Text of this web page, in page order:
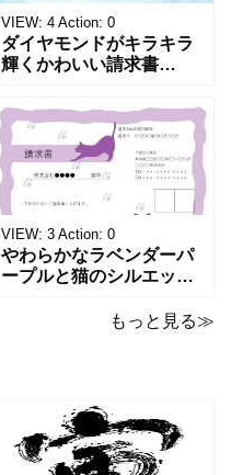
VIEW: 4 Action: 0
ダイヤモンドがキラキラ
輝くかわいい請求書
感あふれるライトブルー
背景に、ジュエルモチー
フを散りばめた煌びやか
な請求書素材です。清潔
感と高級感が同居するデ
ザインは、クライアント
に信頼感と華やかな印象
を同時に届けます
VIEW: 3 Action: 0
やわらかなラベンダーパ
ープルと猫のシルエット
おしゃれな請求書フォー
出したいときにも活躍し
ます。 猫カフェやトリミ
ングサロン
もっと見る≫